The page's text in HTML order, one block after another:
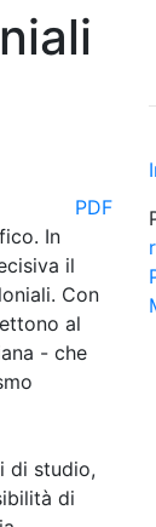
PDF
In
il
Con
al
- che
di studio,
di